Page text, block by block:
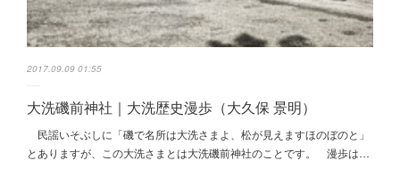
2017.09.09 01:55
大洗磯前神社｜大洗歴史漫歩（大久保 景明）
民謡いそぶしに「磯で名所は大洗さまよ、松が見えますほのぼのと」
とありますが、この大洗さまとは大洗磯前神社のことです。 漫歩は…